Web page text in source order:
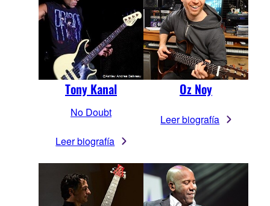
Tony Kanal
No Doubt
Leer biografía
Oz Noy
Leer biografía